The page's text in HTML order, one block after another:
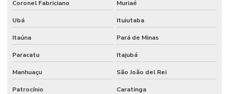
Manutenção De Impermeabilização Predial
Manutenção De Sistemas Elétricos E Hidráulicos
Manutenção De Sistemas Elétricos Prediais
Coronel Fabriciano Muriaé
Ubá Ituiutaba
Itaúna Pará de Minas
Paracatu Itajubá
Manhuaçu São João del Rei
Patrocínio Caratinga